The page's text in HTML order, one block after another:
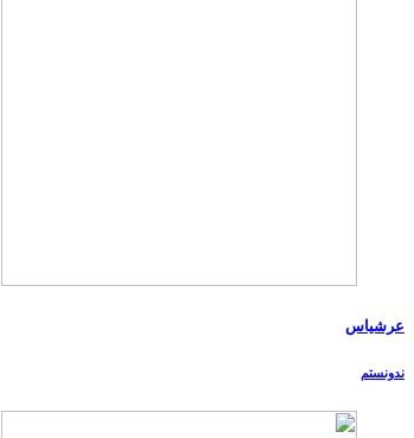
عرشیاس
ندونستم